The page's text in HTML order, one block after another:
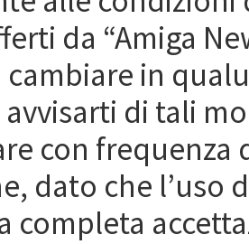
da “Amiga
cambiare in
di tali
con frequenza
dato che l’uso
completa